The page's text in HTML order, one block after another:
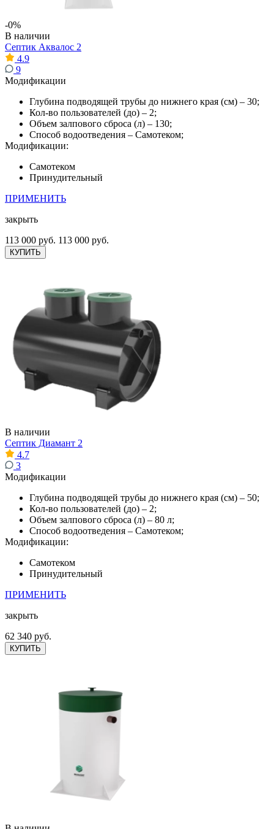
-0%
В наличии
Септик Аквалос 2
4.9
9
Модификации
Глубина подводящей трубы до нижнего края (см) – 30;
Кол-во пользователей (до) – 2;
Объем залпового сброса (л) – 130;
Способ водоотведения – Самотеком;
Модификации:
Самотеком
Принудительный
ПРИМЕНИТЬ
закрыть
113 000 руб. 113 000 руб.
КУПИТЬ
В наличии
Септик Диамант 2
4.7
3
Модификации
Глубина подводящей трубы до нижнего края (см) – 50;
Кол-во пользователей (до) – 2;
Объем залпового сброса (л) – 80 л;
Способ водоотведения – Самотеком;
Модификации:
Самотеком
Принудительный
ПРИМЕНИТЬ
закрыть
62 340 руб.
КУПИТЬ